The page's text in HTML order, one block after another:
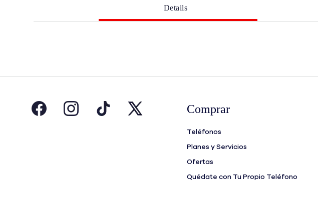
Details
Comprar
Teléfonos
Planes y Servicios
Ofertas
Quédate con Tu Propio Teléfono